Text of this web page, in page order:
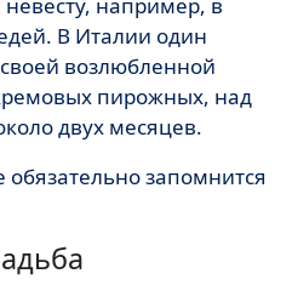
например, в
В Италии один
возлюбленной
пирожных, над
двух месяцев.
обязательно запомнится